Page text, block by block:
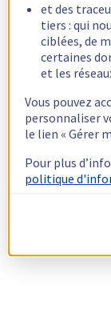
et des
tiers : qui
ciblées, de
certaines
et les
Vous pouvez
personnaliser
le lien « Gérer
Pour plus
politique